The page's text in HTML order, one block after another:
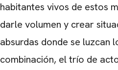
habitantes vivos de estos
darle volumen y crear
absurdas donde se luzcan
combinación, el trío de